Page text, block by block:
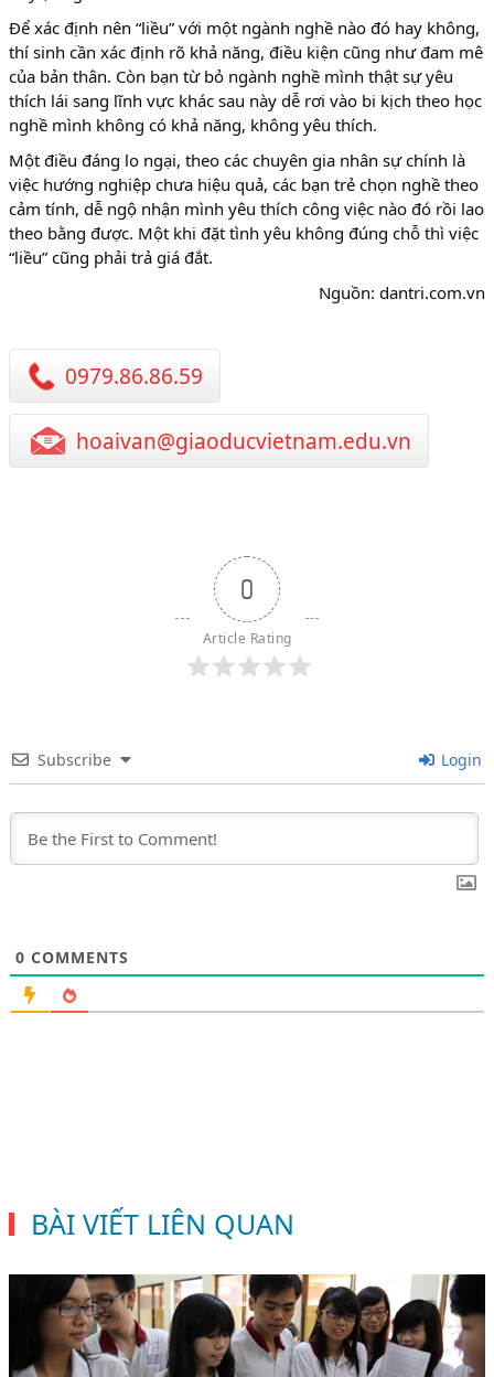
Để xác định nên “liều” với một ngành nghề nào đó hay không,
thí sinh cần xác định rõ khả năng, điều kiện cũng như đam mê
của bản thân. Còn bạn từ bỏ ngành nghề mình thật sự yêu
thích lái sang lĩnh vực khác sau này dễ rơi vào bi kịch theo học
nghề mình không có khả năng, không yêu thích.
Một điều đáng lo ngại, theo các chuyên gia nhân sự chính là
việc hướng nghiệp chưa hiệu quả, các bạn trẻ chọn nghề theo
cảm tính, dễ ngộ nhận mình yêu thích công việc nào đó rồi lao
theo bằng được. Một khi đặt tình yêu không đúng chỗ thì việc
“liều” cũng phải trả giá đắt.
Nguồn: dantri.com.vn
0979.86.86.59
hoaivan@giaoducvietnam.edu.vn
0
Article Rating
Subscribe Login
0 COMMENTS
BÀI VIẾT LIÊN QUAN